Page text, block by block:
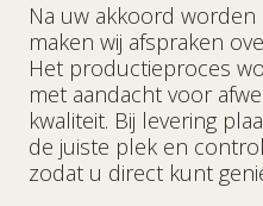
Na uw akkoord
maken wij afspraken
Het productieproces
met aandacht voor
kwaliteit. Bij levering
de juiste plek en
zodat u direct kunt